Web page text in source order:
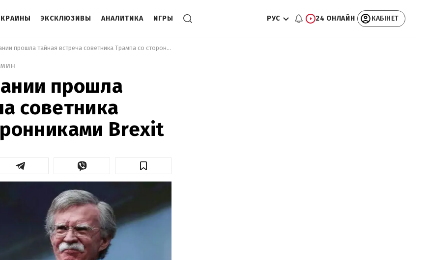
ЭКСКЛЮЗИВЫ АНАЛИТИКА ИГРЫ РУС 24 ОНЛАЙН КАБІНЕТ
В Великобритании прошла тайная встреча советника Трампа со сторонниками Brexit
мин
прошла
советника
Brexit